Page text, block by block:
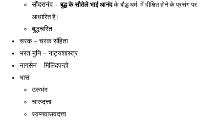
सौंदरानंद –बुद्ध के सौतेले भाई आनंदके बौद्ध धर्म में दीक्षित होने के प्रसंग पर
आधारित है।
बुद्धचरित
चरक – चरक संहिता
भरत मुनि – नाट्यशास्त्र
नागसेन – मिलिंदपन्हो
भास
उरुभंग
चारुदत्ता
स्वप्नवासवदत्ता